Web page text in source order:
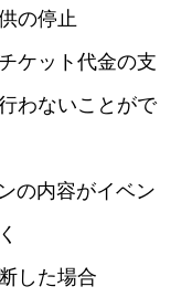
の停止
ット代金の支
わないことがで
内容がイベン
た場合